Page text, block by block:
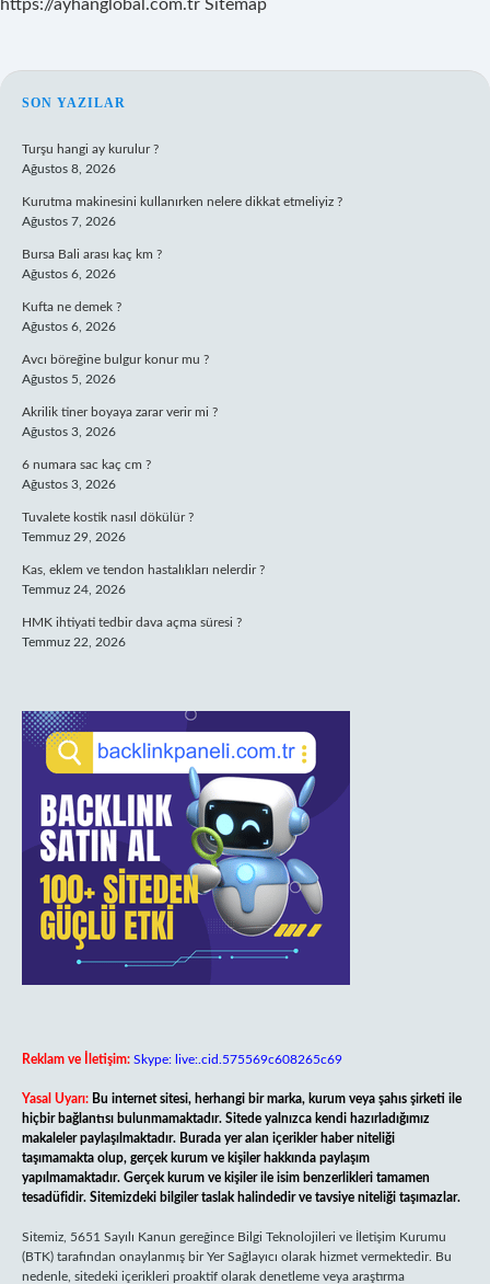
https://ayhanglobal.com.tr Sitemap
SIDEBAR
SON YAZILAR
Turşu hangi ay kurulur ?
Ağustos 8, 2026
Kurutma makinesini kullanırken nelere dikkat etmeliyiz ?
Ağustos 7, 2026
Bursa Bali arası kaç km ?
Ağustos 6, 2026
Kufta ne demek ?
Ağustos 6, 2026
Avcı böreğine bulgur konur mu ?
Ağustos 5, 2026
Akrilik tiner boyaya zarar verir mi ?
Ağustos 3, 2026
6 numara sac kaç cm ?
Ağustos 3, 2026
Tuvalete kostik nasıl dökülür ?
Temmuz 29, 2026
Kas, eklem ve tendon hastalıkları nelerdir ?
Temmuz 24, 2026
HMK ihtiyati tedbir dava açma süresi ?
Temmuz 22, 2026
Reklam ve İletişim: Skype: live:.cid.575569c608265c69
Yasal Uyarı: Bu internet sitesi, herhangi bir marka, kurum veya şahıs şirketi ile
hiçbir bağlantısı bulunmamaktadır. Sitede yalnızca kendi hazırladığımız
makaleler paylaşılmaktadır. Burada yer alan içerikler haber niteliği
taşımamakta olup, gerçek kurum ve kişiler hakkında paylaşım
yapılmamaktadır. Gerçek kurum ve kişiler ile isim benzerlikleri tamamen
tesadüfidir. Sitemizdeki bilgiler taslak halindedir ve tavsiye niteliği taşımazlar.
Sitemiz, 5651 Sayılı Kanun gereğince Bilgi Teknolojileri ve İletişim Kurumu
(BTK) tarafından onaylanmış bir Yer Sağlayıcı olarak hizmet vermektedir. Bu
nedenle, sitedeki içerikleri proaktif olarak denetleme veya araştırma